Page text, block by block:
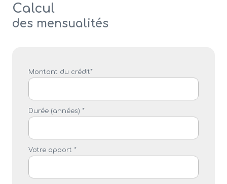
Calcul
des mensualités
Montant du crédit*
Durée (années) *
Votre apport *